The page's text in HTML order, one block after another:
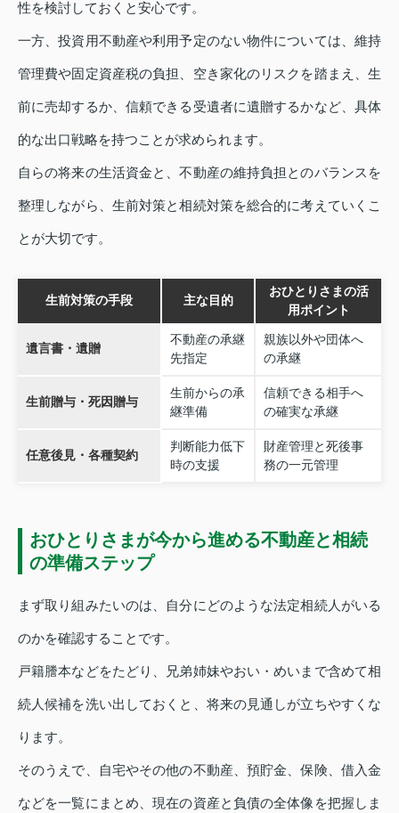
性を検討しておくと安心です。
一方、投資用不動産や利用予定のない物件については、維持
管理費や固定資産税の負担、空き家化のリスクを踏まえ、生
前に売却するか、信頼できる受遺者に遺贈するかなど、具体
的な出口戦略を持つことが求められます。
自らの将来の生活資金と、不動産の維持負担とのバランスを
整理しながら、生前対策と相続対策を総合的に考えていくこ
とが大切です。
生前対策の手段 主な目的
おひとりさまの活
用ポイント
遺言書・遺贈
不動産の承継
先指定
親族以外や団体へ
の承継
生前贈与・死因贈与
生前からの承
継準備
信頼できる相手へ
の確実な承継
任意後見・各種契約
判断能力低下
時の支援
財産管理と死後事
務の一元管理
おひとりさまが今から進める不動産と相続
の準備ステップ
まず取り組みたいのは、自分にどのような法定相続人がいる
のかを確認することです。
戸籍謄本などをたどり、兄弟姉妹やおい・めいまで含めて相
続人候補を洗い出しておくと、将来の見通しが立ちやすくな
ります。
そのうえで、自宅やその他の不動産、預貯金、保険、借入金
などを一覧にまとめ、現在の資産と負債の全体像を把握しま